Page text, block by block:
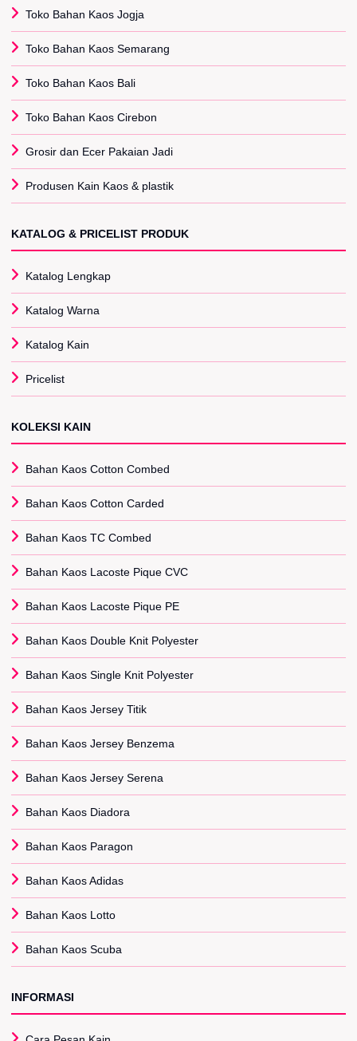
Toko Bahan Kaos Jogja
Toko Bahan Kaos Semarang
Toko Bahan Kaos Bali
Toko Bahan Kaos Cirebon
Grosir dan Ecer Pakaian Jadi
Produsen Kain Kaos & plastik
KATALOG & PRICELIST PRODUK
Katalog Lengkap
Katalog Warna
Katalog Kain
Pricelist
KOLEKSI KAIN
Bahan Kaos Cotton Combed
Bahan Kaos Cotton Carded
Bahan Kaos TC Combed
Bahan Kaos Lacoste Pique CVC
Bahan Kaos Lacoste Pique PE
Bahan Kaos Double Knit Polyester
Bahan Kaos Single Knit Polyester
Bahan Kaos Jersey Titik
Bahan Kaos Jersey Benzema
Bahan Kaos Jersey Serena
Bahan Kaos Diadora
Bahan Kaos Paragon
Bahan Kaos Adidas
Bahan Kaos Lotto
Bahan Kaos Scuba
INFORMASI